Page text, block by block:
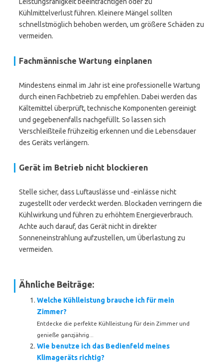
Kühlmittelverlust führen. Kleinere Mängel sollten
schnellstmöglich behoben werden, um größere Schäden zu
vermeiden.
Fachmännische Wartung einplanen
Mindestens einmal im Jahr ist eine professionelle Wartung
durch einen Fachbetrieb zu empfehlen. Dabei werden das
Kältemittel überprüft, technische Komponenten gereinigt
und gegebenenfalls nachgefüllt. So lassen sich
Verschleißteile frühzeitig erkennen und die Lebensdauer
des Geräts verlängern.
Gerät im Betrieb nicht blockieren
Stelle sicher, dass Luftauslässe und -einlässe nicht
zugestellt oder verdeckt werden. Blockaden verringern die
Kühlwirkung und führen zu erhöhtem Energieverbrauch.
Achte auch darauf, das Gerät nicht in direkter
Sonneneinstrahlung aufzustellen, um Überlastung zu
vermeiden.
Ähnliche Beiträge:
Welche Kühlleistung brauche ich für mein
Zimmer?
Entdecke die perfekte Kühlleistung für dein Zimmer und
genieße ganzjährig...
Wie benutze ich das Bedienfeld meines
Klimageräts richtig?